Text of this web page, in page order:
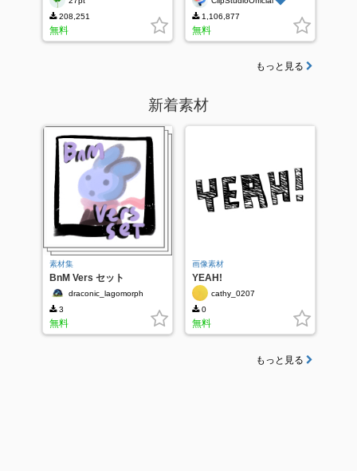
208,251
無料
1,106,877
無料
もっと見る
新着素材
素材集
BnM Vers セット
draconic_lagomorph
3
無料
画像素材
YEAH!
cathy_0207
0
無料
もっと見る